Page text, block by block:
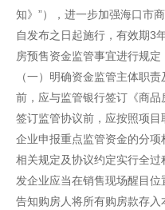
知》”），进一步加强海口市
自发布之日起施行，有效期3
房预售资金监管事宜进行规定
（一）明确资金监管主体职
前，应与监管银行签订《商
签订监管协议前，应按照项
企业申报重点监管资金的分
相关规定及协议约定实行全
发企业应当在销售现场醒目
告知购房人将所有购房款存入